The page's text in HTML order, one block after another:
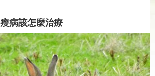
病該怎麼治療